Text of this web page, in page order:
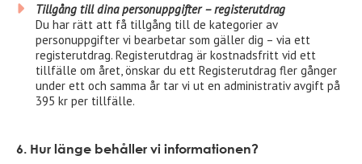
Tillgång till dina personuppgifter – registerutdrag
Du har rätt att få tillgång till de kategorier av
personuppgifter vi bearbetar som gäller dig – via ett
registerutdrag. Registerutdrag är kostnadsfritt vid ett
tillfälle om året, önskar du ett Registerutdrag fler gånger
under ett och samma år tar vi ut en administrativ avgift på
395 kr per tillfälle.
6. Hur länge behåller vi informationen?